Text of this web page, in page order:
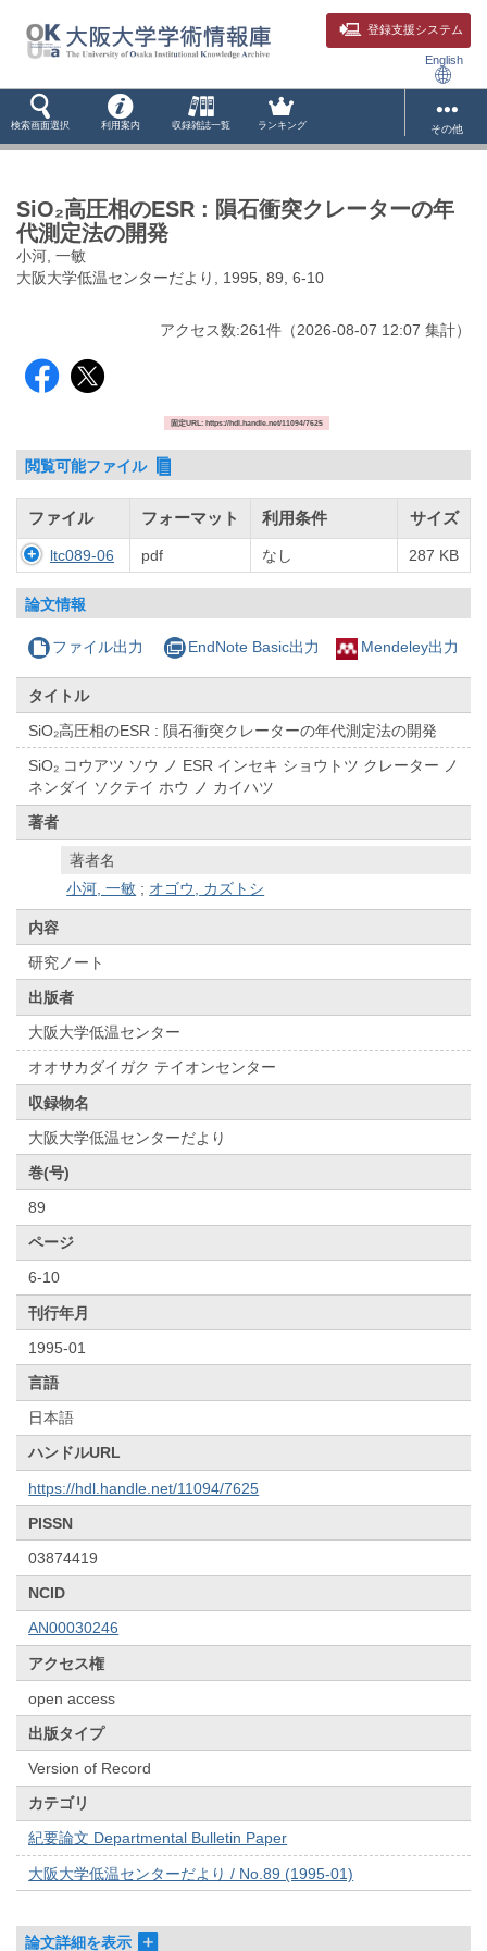
登録支援システム
English
検索画面選択 利用案内 収録雑誌一覧 ランキング その他
SiO₂高圧相のESR : 隕石衝突クレーターの年
代測定法の開発
小河, 一敏
大阪大学低温センターだより, 1995, 89, 6-10
アクセス数:261件 （2026-08-07 12:07 集計）
固定URL: https://hdl.handle.net/11094/7625
閲覧可能ファイル
ファイル フォーマット 利用条件 サイズ
ltc089-06 pdf なし 287 KB
論文情報
ファイル出力 EndNote Basic出力 Mendeley出力
タイトル
SiO₂高圧相のESR : 隕石衝突クレーターの年代測定法の開発
SiO₂ コウアツ ソウ ノ ESR インセキ ショウトツ クレーター ノ
ネンダイ ソクテイ ホウ ノ カイハツ
著者
著者名
小河, 一敏 ; オゴウ, カズトシ
内容
研究ノート
出版者
大阪大学低温センター
オオサカダイガク テイオンセンター
収録物名
大阪大学低温センターだより
巻(号)
89
ページ
6-10
刊行年月
1995-01
言語
日本語
ハンドルURL
https://hdl.handle.net/11094/7625
PISSN
03874419
NCID
AN00030246
アクセス権
open access
出版タイプ
Version of Record
カテゴリ
紀要論文 Departmental Bulletin Paper
大阪大学低温センターだより / No.89 (1995-01)
論文詳細を表示